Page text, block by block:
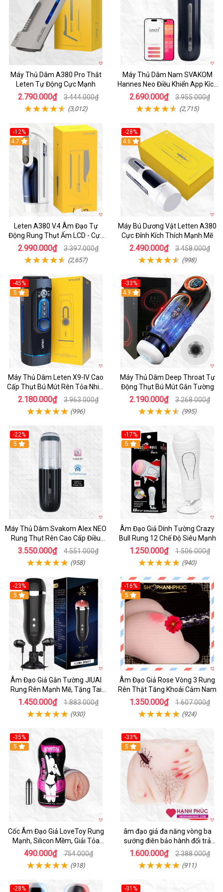
Máy Thủ Dâm A380 Pro Thắt
Leten Tự Động Cực Mạnh
2.790.000₫ 3.444.000₫
(3,012)
Máy Thủ Dâm Nam SVAKOM
Hannes Neo Điều Khiển App Kích
Thích
2.690.000₫ 3.955.000₫
(2,715)
-12%
Hot
4.7
Leten A380 V.4 Âm Đạo Tự
Động Rung Thụt Ấm LCD - Cực
Phê
2.990.000₫ 3.397.000₫
(2,657)
-28%
Hot
4.6
Máy Bú Dương Vật Letten A380
Cực Đỉnh Kích Thích Mạnh Mẽ
2.490.000₫ 3.458.000₫
(998)
-45%
Hot
5
Máy Thủ Dâm Leten X9-IV Cao
Cấp Thụt Bú Mút Rên Tỏa Nhiệt
Sạc Pin
2.180.000₫ 3.963.000₫
(996)
-33%
Hot
4.9
Máy Thủ Dâm Deep Throat Tự
Động Thụt Bú Mút Gắn Tường
2.190.000₫ 3.268.000₫
(995)
-22%
5
Máy Thủ Dâm Svakom Alex NEO
Rung Thụt Rên Cao Cấp Điều
Khiển App
3.550.000₫ 4.551.000₫
(958)
-17%
5
Âm Đạo Giả Dính Tường Crazy
Bull Rung 12 Chế Độ Siêu Mạnh
1.250.000₫ 1.506.000₫
(940)
-23%
5
Âm Đạo Giả Gắn Tường JIUAI
Rung Rên Mạnh Mẽ, Tặng Tai
Nghe
1.450.000₫ 1.883.000₫
(930)
-16%
5
Âm Đạo Giả Rose Vòng 3 Rung
Rên Thật Tăng Khoái Cảm Nam
1.350.000₫ 1.607.000₫
(924)
-35%
5
Cốc Âm Đạo Giả LoveToy Rung
Mạnh, Silicon Mềm, Giải Tỏa
Sinh Lý
490.000₫ 754.000₫
(918)
-33%
5
âm đạo giả đa năng vòng ba
sướng điên bảo hành đổi trả
nhanh
1.600.000₫ 2.388.000₫
(911)
-28% -31%